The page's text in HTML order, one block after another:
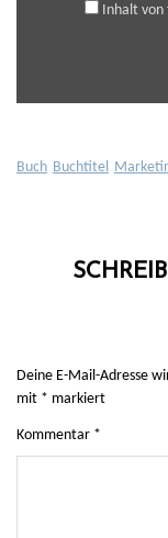
Inhalt
Buch Buchtitel
Deine E-Mail-Adresse
mit * markiert
Kommentar *